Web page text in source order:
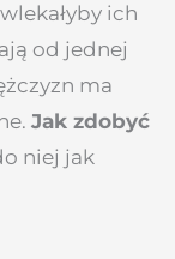
ich
od jednej
ma
Jak zdobyć
niej jak